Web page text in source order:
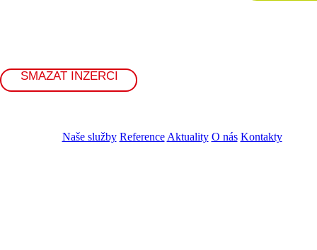
SMAZAT INZERCI
Naše služby Reference Aktuality O nás Kontakty